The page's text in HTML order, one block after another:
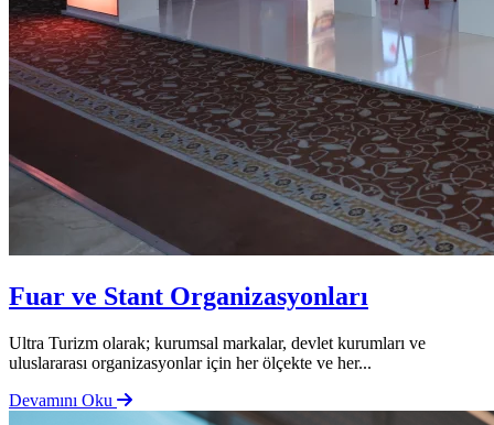
Fuar ve Stant Organizasyonları
Ultra Turizm olarak; kurumsal markalar, devlet kurumları ve
uluslararası organizasyonlar için her ölçekte ve her...
Devamını Oku